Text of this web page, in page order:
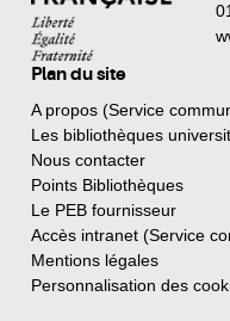
Plan du site
A propos (Service
Les bibliothèques
Nous contacter
Points Bibliothèques
Le PEB fournisseur
Accès intranet (Service
Mentions légales
Personnalisation des